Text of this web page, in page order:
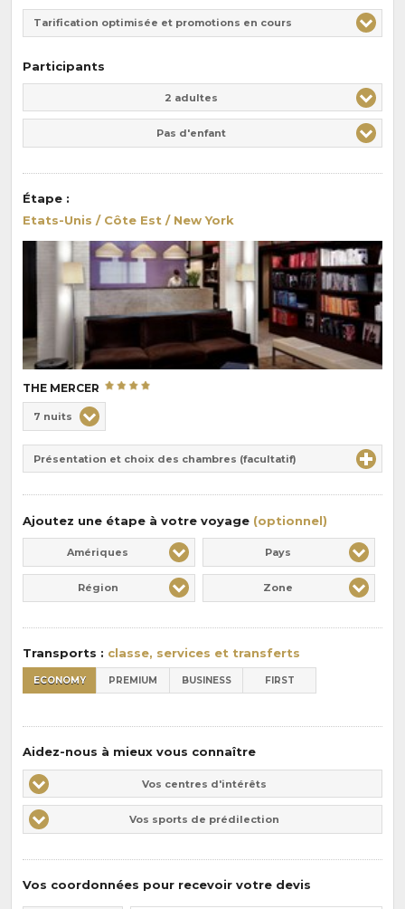
Tarification optimisée et promotions en cours
Participants
2 adultes
Pas d'enfant
Étape :
Etats-Unis / Côte Est / New York
THE MERCER
de
pension
:
Durée
7 nuits
Présentation et choix des chambres (facultatif)
Ajoutez une étape à votre voyage (optionnel)
Amériques Pays
Région Zone
Transports : classe, services et transferts
ECONOMY PREMIUM BUSINESS FIRST
Aidez-nous à mieux vous connaître
Vos
centres
d'intérêts
Vos centres d'intérêts
Vos
sports
Vos sports de prédilection
Vos coordonnées pour recevoir votre devis